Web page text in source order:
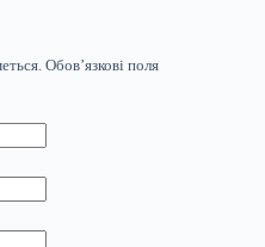
Обов’язкові поля